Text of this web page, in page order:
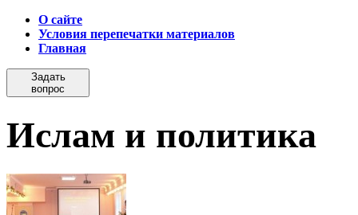
О сайте
Условия перепечатки материалов
Главная
Задать
вопрос
Ислам и политика